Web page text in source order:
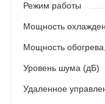
Режим работы
Мощность
Мощность
Уровень шума (дБ)
Удаленное